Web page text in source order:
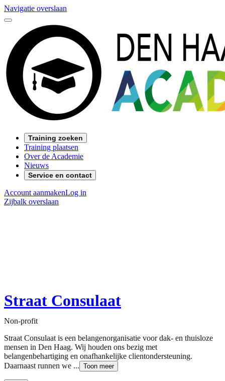
Navigatie overslaan
Training zoeken
Training plaatsen
Over de Academie
Nieuws
Service en contact
Account aanmakenLog in
Zijbalk overslaan
Straat Consulaat
Non-profit
Straat Consulaat is een belangenorganisatie voor dak- en thuisloze
mensen in Den Haag. Wij houden ons bezig met
belangenbehartiging en onafhankelijke clientondersteuning.
Daarnaast runnen we ... Toon meer